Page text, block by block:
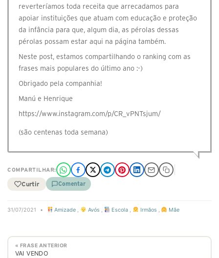
reverteríamos toda receita que arrecadamos para
apoiar instituições que atuam com educação e proteção
da infância para que, algum dia, as pérolas dessas
pérolas possam estar aqui na página também.
Neste post, estamos compartilhando o ranking com as
frases mais populares do último ano :-)
Obrigado pela companhia!
Manú e Henrique
https://www.instagram.com/p/CR_vPNTsjum/
(são centenas toda semana)
COMPARTILHAR:
Curtir Comentar
31/07/2021 • Amizade , Avós , Escola , Irmãos , Mãe
« FRASE ANTERIOR
VAI VENDO